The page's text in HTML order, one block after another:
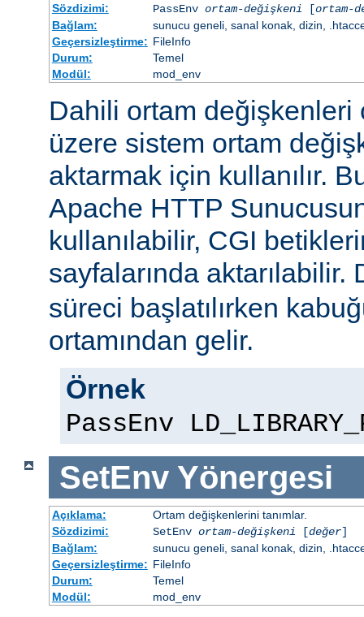
Sözdizimi:
PassEnv ortam-değişkeni [ortam-
Bağlam:
sunucu geneli, sanal konak, dizin,
Geçersizleştirme: FileInfo
Durum:
Temel
Modül:
mod_env
Dahili ortam değişkenleri
üzere sistem ortam
aktarmak için kullanılır.
Apache HTTP
kullanılabilir, CGI
sayfalarında
süreci başlatılırken
ortamından gelir.
Örnek
PassEnv
SetEnv Yönergesi
Açıklama:
Ortam değişkenlerini tanımlar.
Sözdizimi:
SetEnv ortam-değişkeni [değer]
Bağlam:
sunucu geneli, sanal konak, dizin,
Geçersizleştirme: FileInfo
Durum:
Temel
Modül:
mod_env